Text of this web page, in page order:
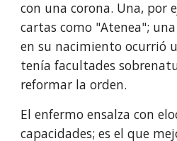
con una corona. Una, por
cartas como "Atenea";
en su nacimiento ocurrió
tenía facultades
reformar la orden.
El enfermo ensalza con
capacidades; es el que